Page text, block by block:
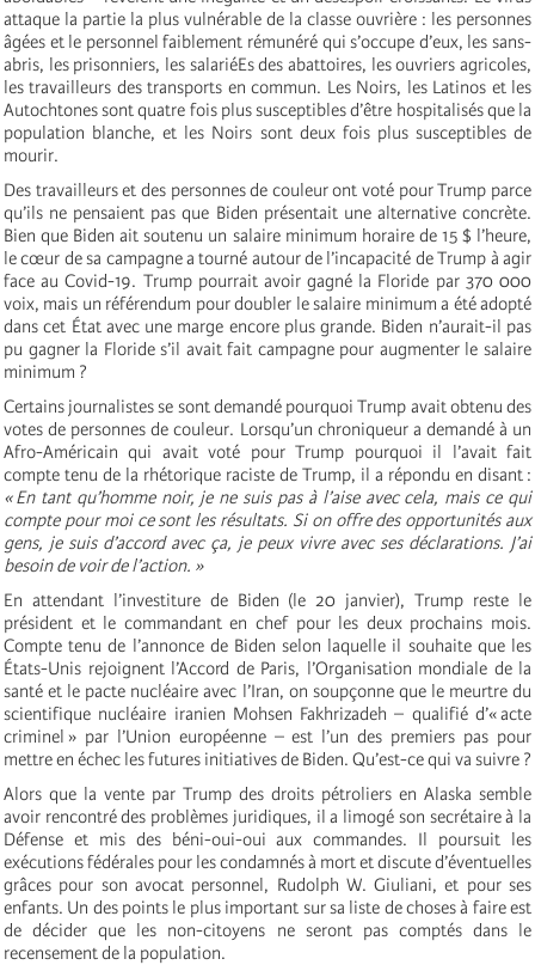
attaque la partie la plus vulnérable de la classe ouvrière : les personnes
âgées et le personnel faiblement rémunéré qui s’occupe d’eux, les sans-
abris, les prisonniers, les salariéEs des abattoires, les ouvriers agricoles,
les travailleurs des transports en commun. Les Noirs, les Latinos et les
Autochtones sont quatre fois plus susceptibles d’être hospitalisés que la
population blanche, et les Noirs sont deux fois plus susceptibles de
mourir.
Des travailleurs et des personnes de couleur ont voté pour Trump parce
qu’ils ne pensaient pas que Biden présentait une alternative concrète.
Bien que Biden ait soutenu un salaire minimum horaire de 15 $ l’heure,
le cœur de sa campagne a tourné autour de l’incapacité de Trump à agir
face au Covid-19. Trump pourrait avoir gagné la Floride par 370 000
voix, mais un référendum pour doubler le salaire minimum a été adopté
dans cet État avec une marge encore plus grande. Biden n’aurait-il pas
pu gagner la Floride s’il avait fait campagne pour augmenter le salaire
minimum ?
Certains journalistes se sont demandé pourquoi Trump avait obtenu des
votes de personnes de couleur. Lorsqu’un chroniqueur a demandé à un
Afro-Américain qui avait voté pour Trump pourquoi il l’avait fait
compte tenu de la rhétorique raciste de Trump, il a répondu en disant :
« En tant qu’homme noir, je ne suis pas à l’aise avec cela, mais ce qui
compte pour moi ce sont les résultats. Si on offre des opportunités aux
gens, je suis d’accord avec ça, je peux vivre avec ses déclarations. J’ai
besoin de voir de l’action. »
En attendant l’investiture de Biden (le 20 janvier), Trump reste le
président et le commandant en chef pour les deux prochains mois.
Compte tenu de l’annonce de Biden selon laquelle il souhaite que les
États-Unis rejoignent l’Accord de Paris, l’Organisation mondiale de la
santé et le pacte nucléaire avec l’Iran, on soupçonne que le meurtre du
scientifique nucléaire iranien Mohsen Fakhrizadeh – qualifié d’« acte
criminel » par l’Union européenne – est l’un des premiers pas pour
mettre en échec les futures initiatives de Biden. Qu’est-ce qui va suivre ?
Alors que la vente par Trump des droits pétroliers en Alaska semble
avoir rencontré des problèmes juridiques, il a limogé son secrétaire à la
Défense et mis des béni-oui-oui aux commandes. Il poursuit les
exécutions fédérales pour les condamnés à mort et discute d’éventuelles
grâces pour son avocat personnel, Rudolph W. Giuliani, et pour ses
enfants. Un des points le plus important sur sa liste de choses à faire est
de décider que les non-citoyens ne seront pas comptés dans le
recensement de la population.